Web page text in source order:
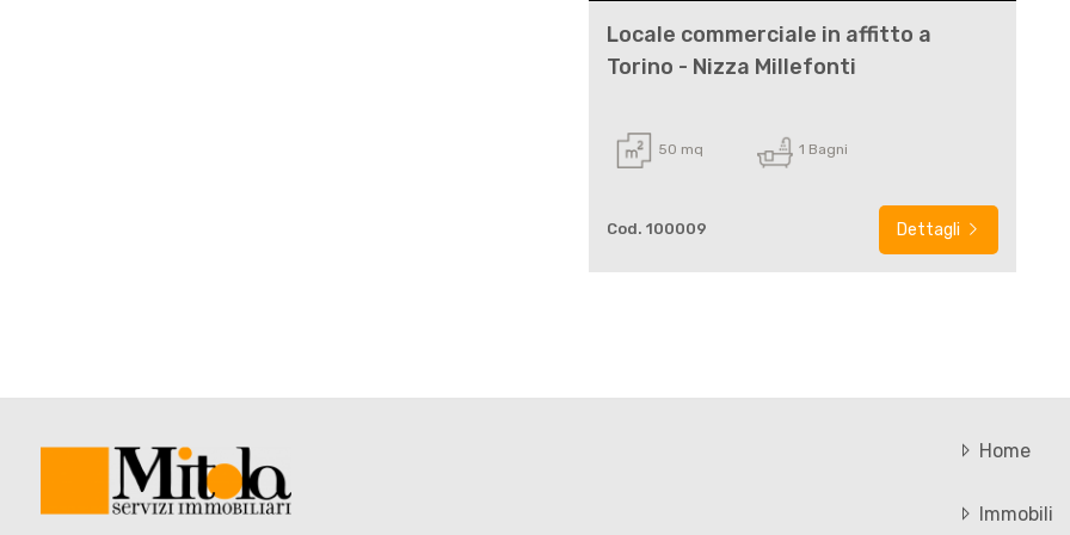
Locale commerciale in affitto a
Torino - Nizza Millefonti
50 mq 1 Bagni
Cod. 100009 Dettagli
Home
Immobili